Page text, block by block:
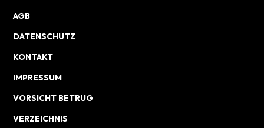
AGB
DATENSCHUTZ
KONTAKT
IMPRESSUM
VORSICHT BETRUG
VERZEICHNIS